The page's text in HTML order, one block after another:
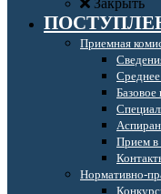
Закрыть
Приемная
Базовое
Прием
Нормативно-